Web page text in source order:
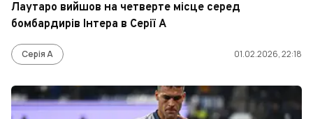
Лаутаро вийшов на четверте місце серед
бомбардирів Інтера в Серії А
Серія А 01.02.2026, 22:18